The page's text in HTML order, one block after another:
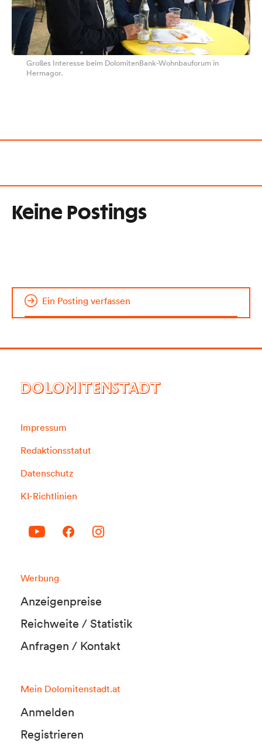
Großes Interesse beim DolomitenBank-Wohnbauforum in
Hermagor.
Keine Postings
Ein Posting verfassen
DOLOMITENSTADT
Impressum
Redaktionsstatut
Datenschutz
KI-Richtlinien
Werbung
Anzeigenpreise
Reichweite / Statistik
Anfragen / Kontakt
Mein Dolomitenstadt.at
Anmelden
Registrieren